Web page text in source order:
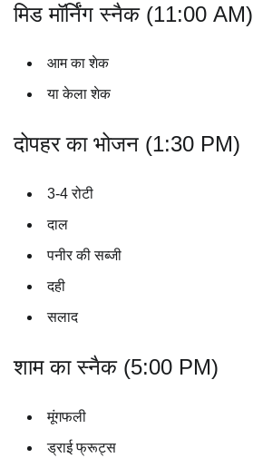
मिड मॉर्निंग स्नैक (11:00 AM)
आम का शेक
या केला शेक
दोपहर का भोजन (1:30 PM)
3-4 रोटी
दाल
पनीर की सब्जी
दही
सलाद
शाम का स्नैक (5:00 PM)
मूंगफली
ड्राई फ्रूट्स